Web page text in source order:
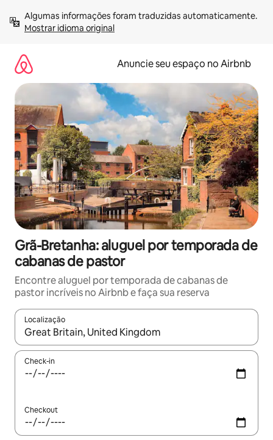
para
Mostrar idioma original
Anuncie seu espaço no Airbnb
Grã-Bretanha: aluguel por temporada de
cabanas de pastor
Encontre aluguel por temporada de cabanas de
pastor incríveis no Airbnb e faça sua reserva
Localização
Quando os resultados estiverem disponíveis, explore-os
Check-in
Checkout